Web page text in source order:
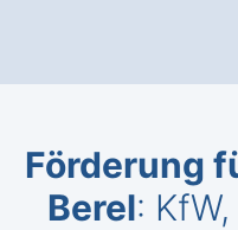
Förderung
Berel: